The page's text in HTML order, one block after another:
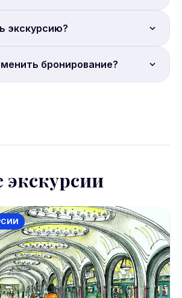
наб., 1/15 у
экскурсию?
Бронирование на сайте Sputnik8.
бронирование?